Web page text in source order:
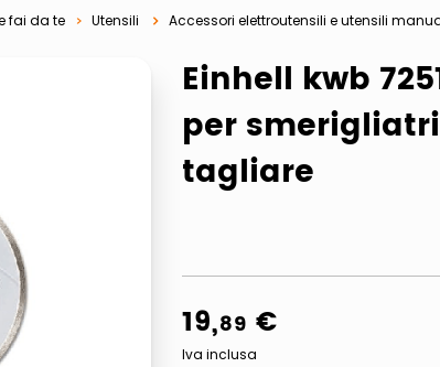
occhiali sole 0703 thin rotondo sun
differenziata
fai da te Utensili Accessori elettroutensili e utensili
Einhell kwb
per
tagliare
19,89 €
Iva inclusa